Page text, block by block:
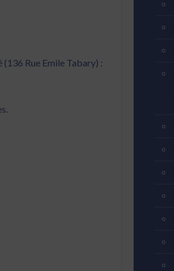
Rue Emile Tabary) :